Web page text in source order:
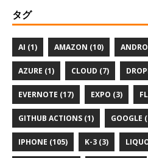
タグ
AI (1) AMAZON (10)
AZURE (1) CLOUD (7)
EVERNOTE (17) EXPO (3)
GITHUB ACTIONS (1) GOOGLE
IPHONE (105) K-3 (3)